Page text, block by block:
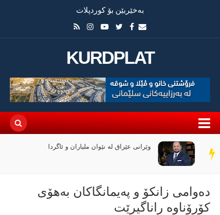
بەخێربێن بۆ کوردپلات
KURDPLAT
سەر
دێڕ
وێرانی عێراق لە نێوان ملیاران و ئاگردا
دەوامی زانکۆ و پەیمانگاکان بەهۆی
کۆرۆناوە راناگیرێت